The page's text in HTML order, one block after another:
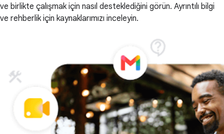
ve birlikte çalışmak için nasıl desteklediğini görün. Ayrıntılı bilgi
ve rehberlik için kaynaklarımızı inceleyin.